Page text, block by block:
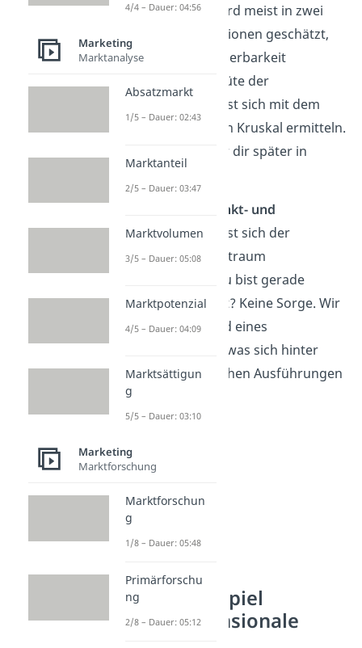
Konfiguration, wird meist in zwei
oder drei Dimensionen geschätzt,
was die Interpretierbarkeit
erleichtert. Die Güte der
Konfiguration lässt sich mit dem
Stress-2-Test
nach Kruskal ermitteln.
Diesen zeigen wir dir später in
Idealpunkt- und
Vektormodell
lässt sich der
gefundene Objektraum
interpretieren. Du bist gerade
komplett verwirrt? Keine Sorge. Wir
zeigen dir anhand eines
Rechenbeispiels, was sich hinter
diesen theoretischen Ausführungen
verbirgt.
Rechenbeispiel
multidimensionale
4/4 – Dauer: 04:56
Marketing
Marktanalyse
Absatzmarkt
1/5 – Dauer: 02:43
Marktanteil
2/5 – Dauer: 03:47
Marktvolumen
3/5 – Dauer: 05:08
Marktpotenzial
4/5 – Dauer: 04:09
Marktsättigun
g
5/5 – Dauer: 03:10
Marketing
Marktforschung
Marktforschun
g
1/8 – Dauer: 05:48
Primärforschu
ng
2/8 – Dauer: 05:12